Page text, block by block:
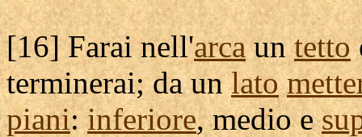
[16] Farai nell'arcauntetto
terminerai; da unlato
piani:inferiore,medioe